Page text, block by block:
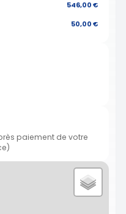
546,00 €
50,00 €
paiement de votre